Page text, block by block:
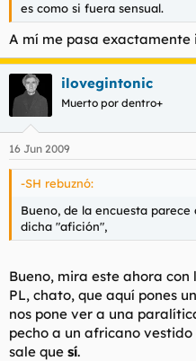
es como si fuera sensual.
A mí me pasa exactamente
ilovegintonic
Muerto por dentro+
16 Jun 2009
-SH rebuznó:
Bueno, de la encuesta
dicha "afición",
Bueno, mira este ahora con
PL, chato, que aquí pones
nos pone ver a una
pecho a un africano
sale que sí.